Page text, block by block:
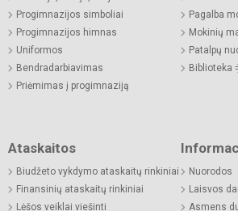
Progimnazijos simboliai
Progimnazijos himnas
Uniformos
Bendradarbiavimas
Priėmimas į progimnaziją
Pagalba
Mokinių
Patalpų
Ataskaitos
Biudžeto vykdymo ataskaitų rinkiniai
Finansinių ataskaitų rinkiniai
Lėšos veiklai viešinti
Nuorodos
Laisvos
Asmens